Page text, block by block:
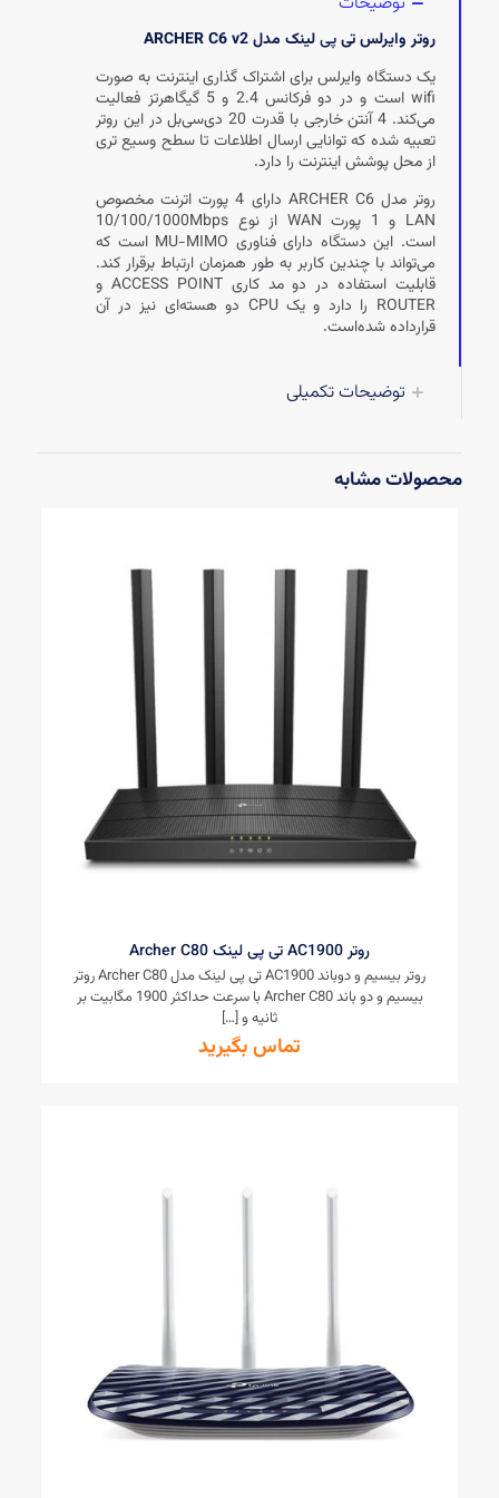
روتر وایرلس تیپیلینک مدل ARCHER C6 v2
یک دستگاه وایرلس برای اشتراک گذاری اینترنت به صورت
wifi است و در دو فرکانس 2.4 و 5 گیگاهرتز فعالیت
می‌کند. 4 آنتن خارجی با قدرت 20 دی‌سی‌بل در این روتر
تعبیه شده که توانایی ارسال اطلاعات تا سطح وسیع تری
از محل پوشش اینترنت را دارد.
روتر مدل ARCHER C6 دارای 4 پورت اترنت مخصوص
LAN و 1 پورت WAN از نوع 10/100/1000Mbps
است. این دستگاه دارای فناوری MU-MIMO است که
می‌تواند با چندین کاربر به طور همزمان ارتباط برقرار کند.
قابلیت استفاده در دو مد کاری ACCESS POINT و
ROUTER را دارد و یک CPU دو هسته‌ای نیز در آن
قرارداده شده‌است.
توضیحات تکمیلی
محصولات مشابه
روتر AC1900 تی پی لینک Archer C80
روتر بيسيم و دوباند AC1900 تی پی لینک مدل Archer C80 روتر
بیسیم و دو باند Archer C80 با سرعت حداکثر 1900 مگابیت بر
ثانیه و[…]
تماس بگیرید